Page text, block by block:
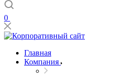
0
Главная
Компания